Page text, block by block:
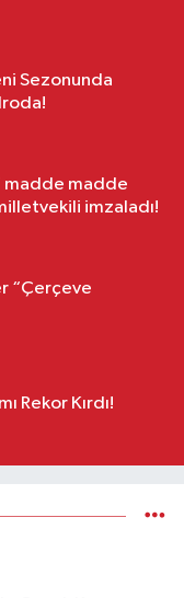
Sezonunda
madde madde
imzaladı!
“Çerçeve
Rekor Kırdı!